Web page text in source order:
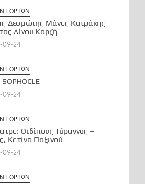
ΕΟΡΤΩΝ
Δεσμώτης Μάνος Κατράκης
Λίνου Καρζή
09-24
ΕΟΡΤΩΝ
09-24
ΕΟΡΤΩΝ
Οιδίπους Τύραννος –
Κατίνα Παξινού
09-24
ΕΟΡΤΩΝ